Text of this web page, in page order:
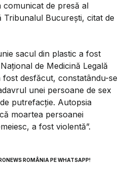
comunicat de presă al
Tribunalul Bucureşti, citat de
sacul din plastic a fost
de Medicină Legală
fost desfăcut, constatându-se
unei persoane de sex
putrefacţie. Autopsia
moartea persoanei
a fost violentă”.
ROMÂNIA PE WHATSAPP!